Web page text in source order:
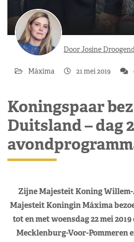
Door Josine
Máxima 21 mei 2019
Koningspaar
Duitsland – dag 2
Zijne Majesteit Koning
Majesteit Koningin Máxima
tot en met woensdag 22 mei
Mecklenburg-Voor-Pommeren